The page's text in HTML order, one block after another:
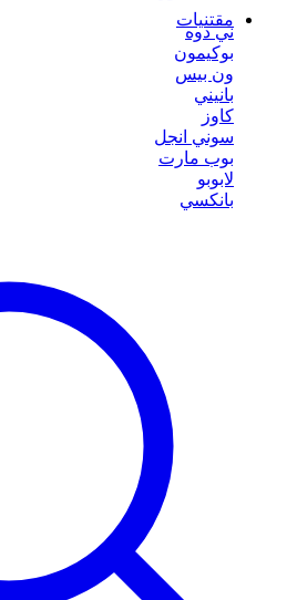
مقتنيات
ني دوه
بوكيمون
ون بيس
بانيني
كاوز
سوني انجل
بوب مارت
لابوبو
بانكسي